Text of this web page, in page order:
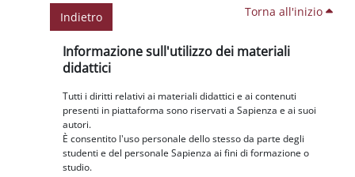
Indietro Torna all'inizio
Blocchi
Informazione sull'utilizzo dei materiali
didattici
Tutti i diritti relativi ai materiali didattici e ai contenuti
presenti in piattaforma sono riservati a Sapienza e ai suoi
autori.
È consentito l'uso personale dello stesso da parte degli
studenti e del personale Sapienza ai fini di formazione o
studio.